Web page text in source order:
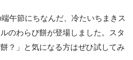
午節にちなんだ、冷たいちまきス
のわらび餅が登場しました。スタ
？」と気になる方はぜひ試してみ